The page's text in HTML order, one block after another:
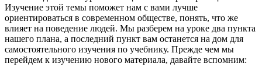
Изучение этой темы поможет нам с вами лучше
ориентироваться в современном обществе, понять, что же
влияет на поведение людей. Мы разберем на уроке два пункта
нашего плана, а последний пункт вам останется на дом для
самостоятельного изучения по учебнику. Прежде чем мы
перейдем к изучению нового материала, давайте вспомним: